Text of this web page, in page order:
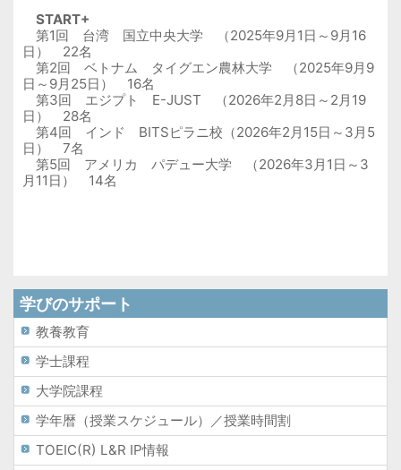
START+
第1回 台湾 国立中央大学 （2025年9月1日～9月16
日） 22名
第2回 ベトナム タイグエン農林大学 （2025年9月9
日～9月25日） 16名
第3回 エジプト E-JUST （2026年2月8日～2月19
日） 28名
第4回 インド BITSピラニ校（2026年2月15日～3月5
日） 7名
第5回 アメリカ パデュー大学 （2026年3月1日～ 3
月 11 日） 14名
学びのサポート
教養教育
学士課程
大学院課程
学年暦（授業スケジュール）／授業時間割
TOEIC(R) L&R IP情報